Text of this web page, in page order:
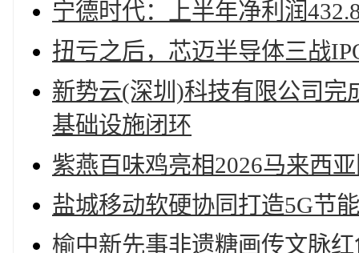
宁德时代：上半年净利润
扭亏之后，芯迈半导体三战
新势云(深圳)科技有限公司完
基础设施闭环
紫燕百味鸡亮相2026马来西
盐城移动软硬协同打造5G节
榆中新先事非遗糖画传文脉